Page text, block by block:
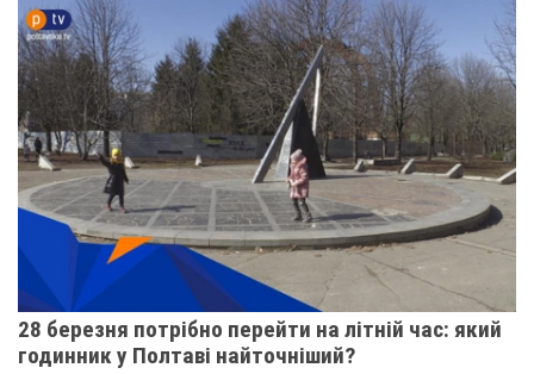
28 березня потрібно перейти на літній час: який
годинник у Полтаві найточніший?